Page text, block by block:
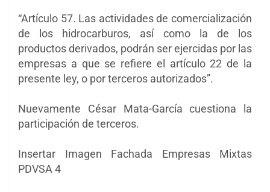
“Artículo 57. Las actividades de comercialización
de los hidrocarburos, así como la de los
productos derivados, podrán ser ejercidas por las
empresas a que se refiere el artículo 22 de la
presente ley, o por terceros autorizados”.
Nuevamente César Mata-García cuestiona la
participación de terceros.
Insertar Imagen Fachada Empresas Mixtas
PDVSA 4